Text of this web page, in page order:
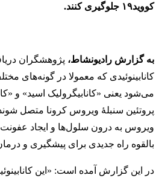
کووید۱۹ جلوگیری کنند.
به گزارش رادیونشاط، پژوهشگران
کانابینوئیدی که معمولا در گونه‌های
می‌شود یعنی «کانابیگرولیک اسید» و
پروتئین سنبلۀ ویروس کرونا متصل شوند
ویروس به درون سلول‌ها و ایجاد عفونت
بالقوه راه‌ جدیدی برای پیشگیری و
در این گزارش آمده است: «این